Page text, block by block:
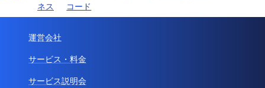
ネス
コード
運営会社
サービス・料金
サービス説明会